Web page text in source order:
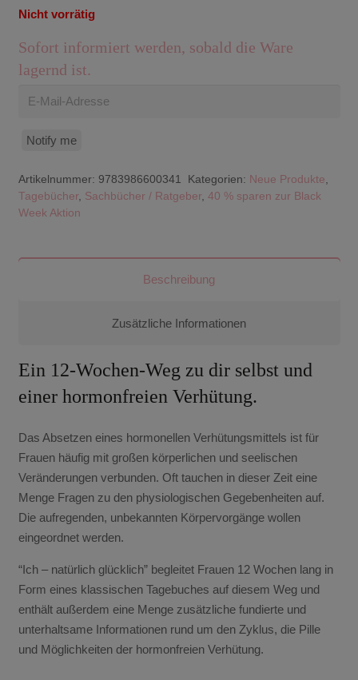
Nicht vorrätig
Sofort informiert werden, sobald die Ware
lagernd ist.
Notify me
Artikelnummer: 9783986600341 Kategorien: Neue Produkte
Tagebücher, Sachbücher / Ratgeber, 40 % sparen zur Black
Week Aktion
Beschreibung
Zusätzliche Informationen
Ein 12-Wochen-Weg zu dir selbst und
einer hormonfreien Verhütung.
Das Absetzen eines hormonellen Verhütungsmittels ist für
Frauen häufig mit großen körperlichen und seelischen
Veränderungen verbunden. Oft tauchen in dieser Zeit eine
Menge Fragen zu den physiologischen Gegebenheiten auf.
Die aufregenden, unbekannten Körpervorgänge wollen
eingeordnet werden.
“Ich – natürlich glücklich” begleitet Frauen 12 Wochen lang in
Form eines klassischen Tagebuches auf diesem Weg und
enthält außerdem eine Menge zusätzliche fundierte und
unterhaltsame Informationen rund um den Zyklus, die Pille
und Möglichkeiten der hormonfreien Verhütung.